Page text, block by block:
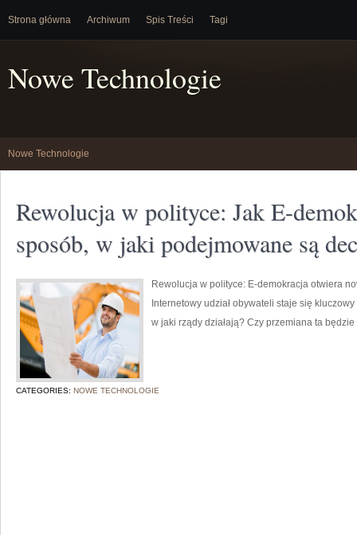
Strona główna Archiwum Spis Treści Tagi
Nowe Technologie
Nowe Technologie
Rewolucja w polityce: Jak E-
sposób, w jaki podejmowane są
Rewolucja w polityce: E-demokracja otwiera
Internetowy udział obywateli staje się
w jaki rządy działają? Czy przemiana ta
CATEGORIES: NOWE TECHNOLOGIE